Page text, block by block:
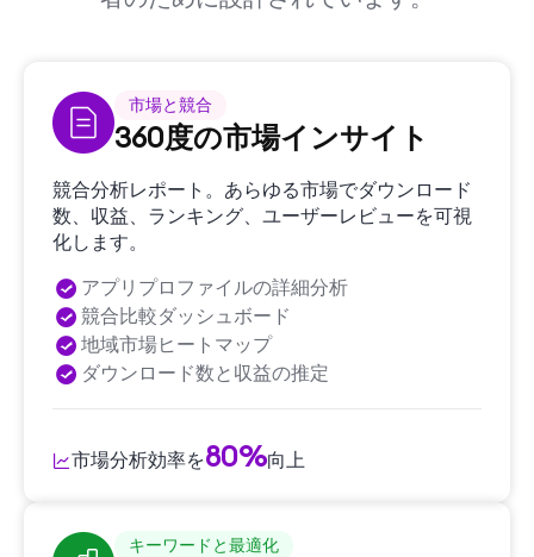
市場と競合
360度の市場インサイト
競合分析レポート。あらゆる市場でダウンロード
数、収益、ランキング、ユーザーレビューを可視
化します。
アプリプロファイルの詳細分析
競合比較ダッシュボード
地域市場ヒートマップ
ダウンロード数と収益の推定
市場分析効率を80%向上
キーワードと最適化